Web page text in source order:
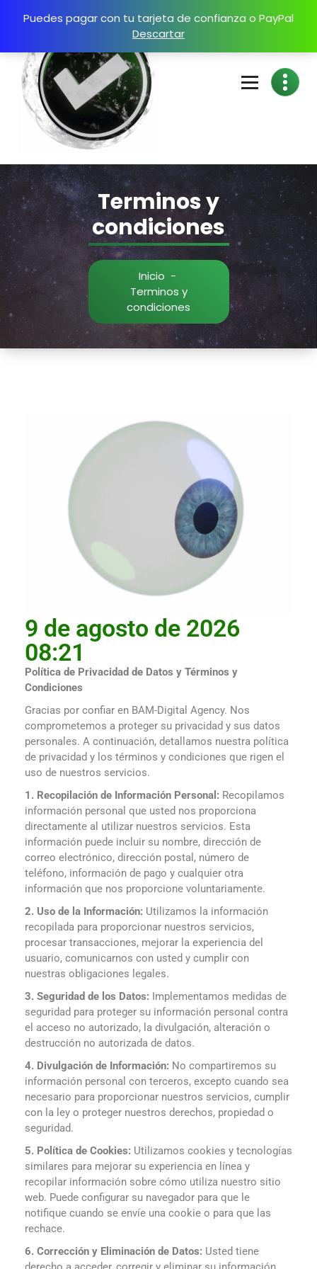
Puedes pagar con tu tarjeta de confianza o PayPal
Descartar
Terminos y
condiciones
Inicio -
Terminos y
condiciones
9 de agosto de 2026
08:21
Política de Privacidad de Datos y Términos y
Condiciones
Gracias por confiar en BAM-Digital Agency. Nos
comprometemos a proteger su privacidad y sus datos
personales. A continuación, detallamos nuestra política
de privacidad y los términos y condiciones que rigen el
uso de nuestros servicios.
1. Recopilación de Información Personal: Recopilamos
información personal que usted nos proporciona
directamente al utilizar nuestros servicios. Esta
información puede incluir su nombre, dirección de
correo electrónico, dirección postal, número de
teléfono, información de pago y cualquier otra
información que nos proporcione voluntariamente.
2. Uso de la Información: Utilizamos la información
recopilada para proporcionar nuestros servicios,
procesar transacciones, mejorar la experiencia del
usuario, comunicarnos con usted y cumplir con
nuestras obligaciones legales.
3. Seguridad de los Datos: Implementamos medidas de
seguridad para proteger su información personal contra
el acceso no autorizado, la divulgación, alteración o
destrucción no autorizada de datos.
4. Divulgación de Información: No compartiremos su
información personal con terceros, excepto cuando sea
necesario para proporcionar nuestros servicios, cumplir
con la ley o proteger nuestros derechos, propiedad o
seguridad.
5. Política de Cookies: Utilizamos cookies y tecnologías
similares para mejorar su experiencia en línea y
recopilar información sobre cómo utiliza nuestro sitio
web. Puede configurar su navegador para que le
notifique cuando se envíe una cookie o para que las
rechace.
6. Corrección y Eliminación de Datos: Usted tiene